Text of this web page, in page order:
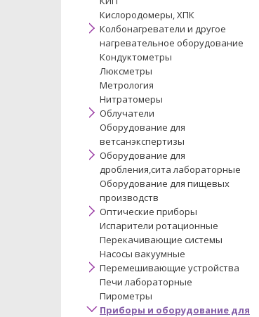
Кислородомеры, ХПК
Колбонагреватели и другое
нагревательное оборудование
Кондуктометры
Люксметры
Метрология
Нитратомеры
Облучатели
Оборудование для
ветсанэкспертизы
Оборудование для
дробления,сита лабораторные
Оборудование для пищевых
производств
Оптические приборы
Испарители ротационные
Перекачивающие системы
Насосы вакуумные
Перемешивающие устройства
Печи лабораторные
Пирометры
Приборы и оборудование для